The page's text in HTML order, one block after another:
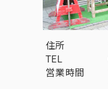
住所
TEL
営業時間